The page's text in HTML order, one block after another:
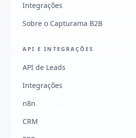
Integrações
Sobre o Capturama B2B
API E INTEGRAÇÕES
API de Leads
Integrações
n8n
CRM